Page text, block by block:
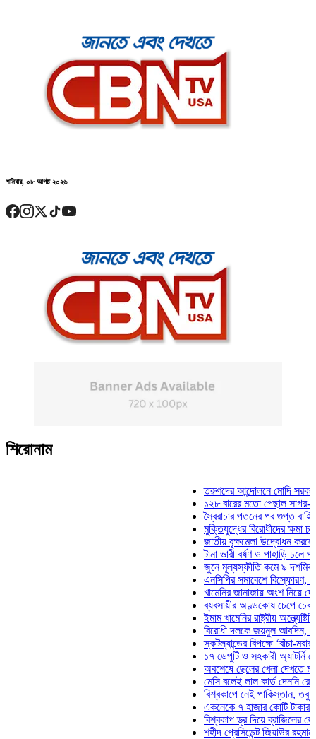
শনিবার, ০৮ আগষ্ট ২০২৬
শিরোনাম
তরুণদের আন্দোলনে মোদি সরকার
১২৮ বারের মতো পেছাল সাগর-রুনি
স্বৈরাচার পতনের পর গুপ্ত বাহিনীর
মুক্তিযুদ্ধের বিরোধীদের ক্ষমা
জাতীয় বৃক্ষমেলা উদ্বোধন করলেন
টানা ভারী বর্ষণ ও পাহাড়ি ঢলে
জুনে মূল্যস্ফীতি কমে ৯ দশমিক ১৬
এনসিপির সমাবেশে বিস্ফোরণ,
খামেনির জানাজায় অংশ নিয়ে দেশে
ব্যবসায়ীর অণ্ডকোষ চেপে চেক-
ইমাম খামেনির রাষ্ট্রীয়
বিরোধী দলকে জয়নুল আবদিন,
স্কটল্যান্ডের বিপক্ষে ‘বাঁচা-মরার
১৭ ডেপুটি ও সহকারী অ্যাটর্নি
অবশেষে ছেলের খেলা দেখতে মাঠে
মেসি বলেই লাল কার্ড দেননি
বিশ্বকাপে নেই পাকিস্তান, তবু
একনেকে ৭ হাজার কোটি টাকার ৫
বিশ্বকাপ ড্র দিয়ে ব্রাজিলের হেক্সা
শহীদ প্রেসিডেন্ট জিয়াউর রহমান